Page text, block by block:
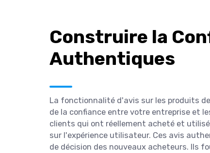
Construire la
Authentiques
La fonctionnalité d'avis sur les produits
de la confiance entre votre entreprise et
clients qui ont réellement acheté et
sur l'expérience utilisateur. Ces avis
de décision des nouveaux acheteurs. Ils